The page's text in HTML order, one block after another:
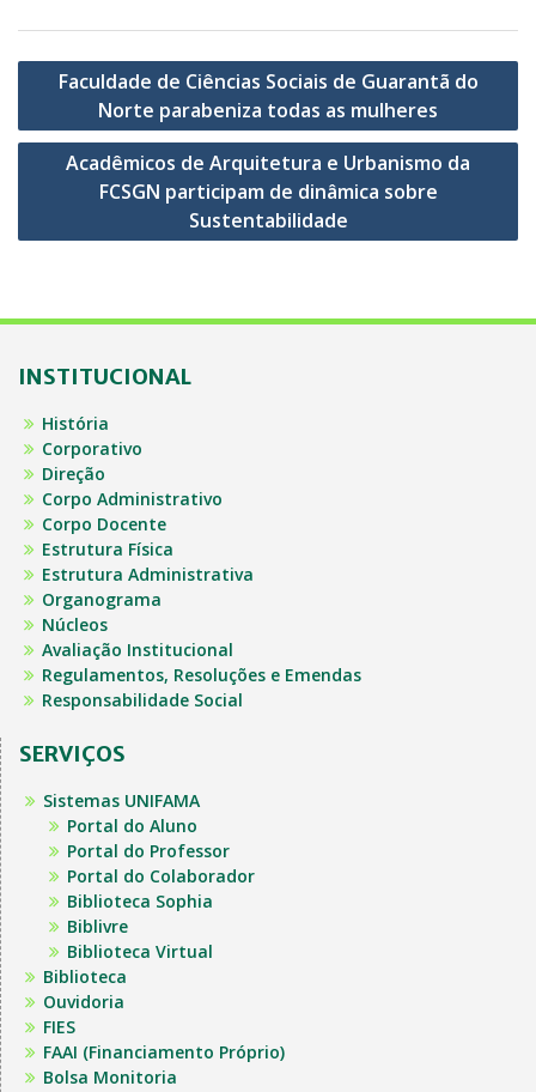
Navegação
Post
Faculdade de Ciências Sociais de Guarantã do
Norte parabeniza todas as mulheres
Acadêmicos de Arquitetura e Urbanismo da
FCSGN participam de dinâmica sobre
Sustentabilidade
INSTITUCIONAL
História
Corporativo
Direção
Corpo Administrativo
Corpo Docente
Estrutura Física
Estrutura Administrativa
Organograma
Núcleos
Avaliação Institucional
Regulamentos, Resoluções e Emendas
Responsabilidade Social
SERVIÇOS
Sistemas UNIFAMA
Portal do Aluno
Portal do Professor
Portal do Colaborador
Biblioteca Sophia
Biblivre
Biblioteca Virtual
Biblioteca
Ouvidoria
FIES
FAAI (Financiamento Próprio)
Bolsa Monitoria